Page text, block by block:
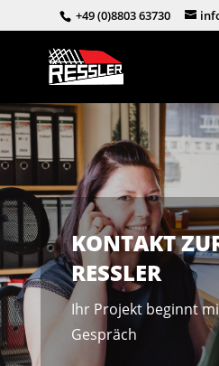
+49 (0)8803 63730
KONTAKT
RESSLER
Ihr Projekt beginnt
Gespräch